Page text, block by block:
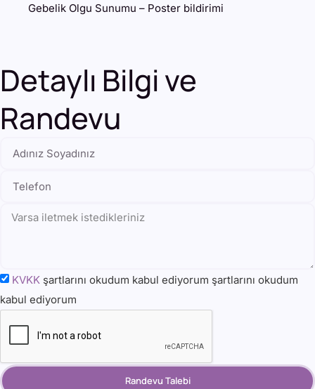
Gebelik Olgu Sunumu – Poster bildirimi
Detaylı Bilgi ve
Randevu
KVKK şartlarını okudum kabul ediyorum şartlarını okudum
kabul ediyorum
Randevu Talebi